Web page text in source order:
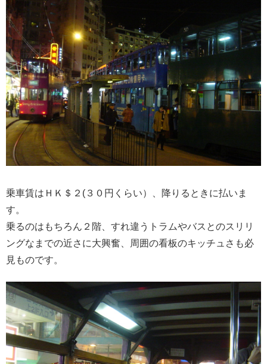
乗車賃はＨＫ＄２(３０円くらい）、降りるときに払いま
す。
乗るのはもちろん２階、すれ違うトラムやバスとのスリリ
ングなまでの近さに大興奮、周囲の看板のキッチュさも必
見ものです。